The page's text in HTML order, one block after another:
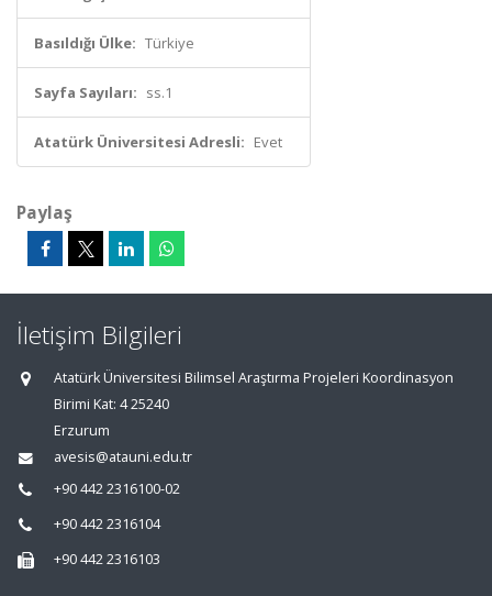
Basıldığı Ülke: Türkiye
Sayfa Sayıları: ss.1
Atatürk Üniversitesi Adresli: Evet
Paylaş
İletişim Bilgileri
Atatürk Üniversitesi Bilimsel Araştırma Projeleri Koordinasyon
Birimi Kat: 4 25240
Erzurum
avesis@atauni.edu.tr
+90 442 2316100-02
+90 442 2316104
+90 442 2316103